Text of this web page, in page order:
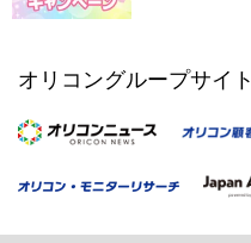
オリコングループサイト